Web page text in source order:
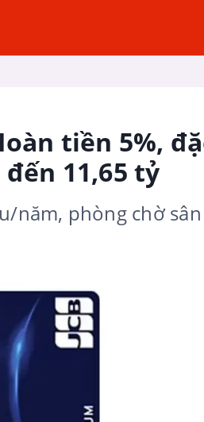
tiền 5%,
11,65 tỷ
năm, phòng chờ sân